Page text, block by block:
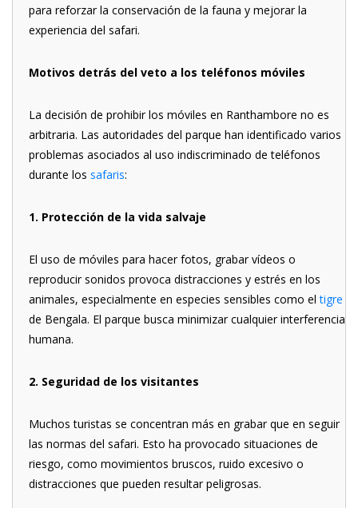
para reforzar la conservación de la fauna y mejorar la
experiencia del safari.
Motivos detrás del veto a los teléfonos móviles
La decisión de prohibir los móviles en Ranthambore no es
arbitraria. Las autoridades del parque han identificado varios
problemas asociados al uso indiscriminado de teléfonos
durante los safaris:
1. Protección de la vida salvaje
El uso de móviles para hacer fotos, grabar vídeos o
reproducir sonidos provoca distracciones y estrés en los
animales, especialmente en especies sensibles como eltigre
de Bengala. El parque busca minimizar cualquier interferencia
humana.
2. Seguridad de los visitantes
Muchos turistas se concentran más en grabar que en seguir
las normas del safari. Esto ha provocado situaciones de
riesgo, como movimientos bruscos, ruido excesivo o
distracciones que pueden resultar peligrosas.